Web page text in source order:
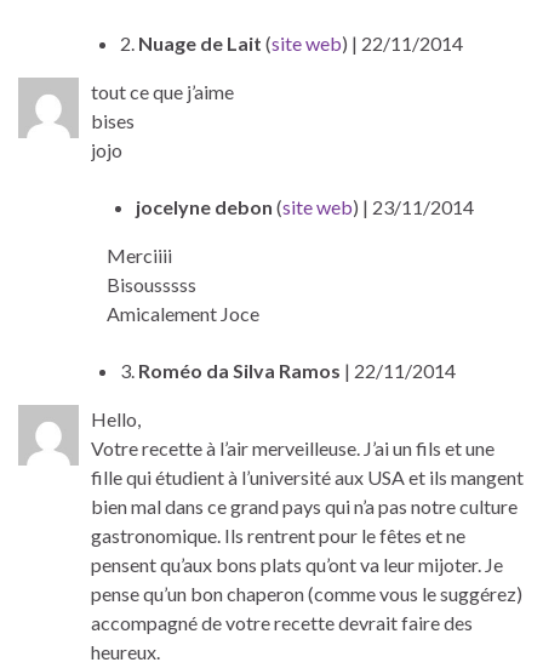
2. Nuage de Lait (site web) | 22/11/2014
tout ce que j’aime
bises
jojo
jocelyne debon (site web) | 23/11/2014
Merciiii
Bisousssss
Amicalement Joce
3. Roméo da Silva Ramos | 22/11/2014
Hello,
Votre recette à l’air merveilleuse. J’ai un fils et une
fille qui étudient à l’université aux USA et ils mangent
bien mal dans ce grand pays qui n’a pas notre culture
gastronomique. Ils rentrent pour le fêtes et ne
pensent qu’aux bons plats qu’ont va leur mijoter. Je
pense qu’un bon chaperon (comme vous le suggérez)
accompagné de votre recette devrait faire des
heureux.